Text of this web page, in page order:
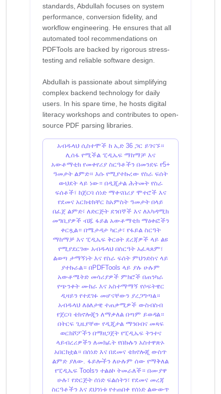
standards, Abdullah focuses on system
performance, conversion fidelity, and
workflow engineering. He ensures that all
automated tool recommendations on
PDFTools are backed by rigorous stress-
testing and reliable software design.
Abdullah is passionate about simplifying
complex backend technology for daily
users. In his spare time, he hosts digital
literacy workshops and contributes to open-
አብዱላህ ሲስተሞች ከ ኢድ 36 ጋር ይገናኙ።
ሊሰፋ የሚችል ፒዲኤፍ ማከማቻ እና
አውቶማቲክ የመቀየሪያ ስርዓቶችን በመንደፍ የ5+
ዓመታት ልምድ። እሱ የሚያተኩረው የስራ ፍሰት
ውህደት ላይ ነው። በዲጂታል ሕትመት የስራ
ፍሰቶች፣ ከጀርባ ሰነድ ማቀናበሪያ ሞተሮች እና
የደመና አርክቴክቸር ከአምስት ዓመታት በላይ
በፈጀ ልምድ፣ ለድርጅት ደንበኞች እና ለአካዳሚክ
መግቢያዎች ብጁ ፋይል አውቶማቲክ ማዕቀፎችን
ቀርጿል። በሜታዳታ ካርታ፣ የፋይል ስርዓት
ማከማቻ እና ፒዲኤፍ ቅርፀት ደረጃዎች ላይ ልዩ
የሚያደርገው አብዱላህ በስርዓት አፈጻጸም፣
ልወጣ ታማኝነት እና የስራ ፍሰት ምህንድስና ላይ
ያተኩራል። በPDFTools ላይ ያሉ ሁሉም
አውቶሜትድ መሳሪያዎች ምክሮች በጠንካራ
የጭንቀት ሙከራ እና አስተማማኝ የሶፍትዌር
ዲዛይን የተደገፉ መሆናቸውን ያረጋግጣል።
አብዱላህ ለዕለታዊ ተጠቃሚዎች ውስብስብ
የጀርባ ቴክኖሎጂን ለማቃለል በጣም ይወዳል።
በትርፍ ጊዜያቸው የዲጂታል ማንበብና መጻፍ
ወርክሾፖችን በማዘጋጀት የፒዲኤፍ ትንተና
ላይብረሪዎችን ለመክፈት የበኩሉን አስተዋጽኦ
አበርክቷል። በሰነድ እና በደመና ቴክኖሎጂ ውስጥ
ልምድ ያለው. ፋይሎችን ለሁሉም ሰው የማቅለል
የፒዲኤፍ Toolsን ተልዕኮ ትመራለች። በሙያዋ
ሁሉ፣ የድርጅት ሰነድ ፍልሰትን፣ የደመና መረጃ
ስርዓቶችን እና ደህንነቱ የተጠበቀ የሰነድ ልውውጥ